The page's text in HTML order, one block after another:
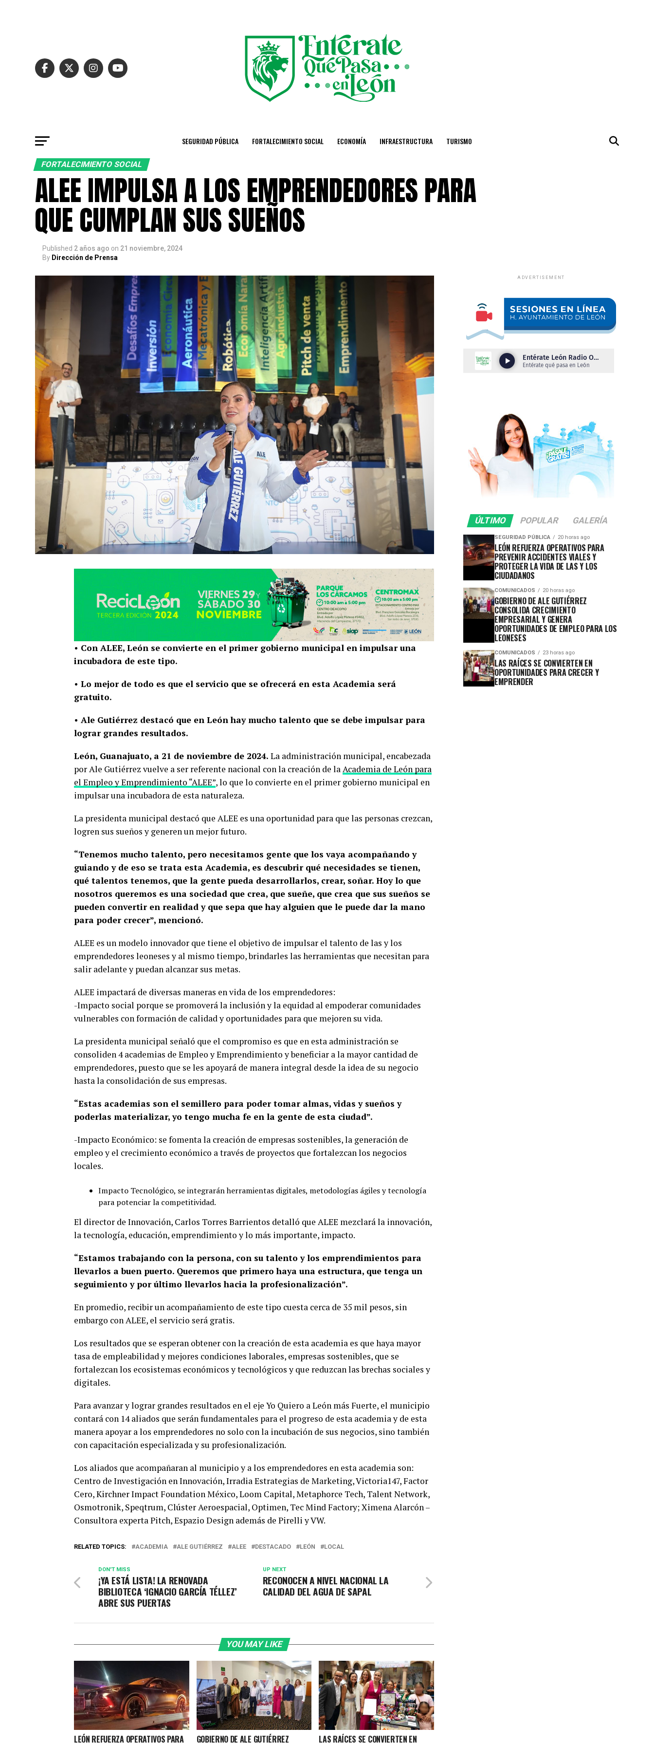
SEGURIDAD PÚBLICA FORTALECIMIENTO SOCIAL ECONOMÍA INFRAESTRUCTURA TURISMO
FORTALECIMIENTO SOCIAL
ALEE IMPULSA A LOS EMPRENDEDORES PARA
QUE CUMPLAN SUS SUEÑOS
Published 2 años ago on 21 noviembre, 2024
By Dirección de Prensa
• Con ALEE, León se convierte en el primer gobierno municipal en impulsar una
incubadora de este tipo.
• Lo mejor de todo es que el servicio que se ofrecerá en esta Academia será
gratuito.
• Ale Gutiérrez destacó que en León hay mucho talento que se debe impulsar para
lograr grandes resultados.
León, Guanajuato, a 21 de noviembre de 2024. La administración municipal, encabezada
por Ale Gutiérrez vuelve a ser referente nacional con la creación de laAcademia de León para
el Empleo y Emprendimiento “ALEE”, lo que lo convierte en el primer gobierno municipal en
impulsar una incubadora de esta naturaleza.
La presidenta municipal destacó que ALEE es una oportunidad para que las personas crezcan,
logren sus sueños y generen un mejor futuro.
“Tenemos mucho talento, pero necesitamos gente que los vaya acompañando y
guiando y de eso se trata esta Academia, es descubrir qué necesidades se tienen,
qué talentos tenemos, que la gente pueda desarrollarlos, crear, soñar. Hoy lo que
nosotros queremos es una sociedad que crea, que sueñe, que crea que sus sueños se
pueden convertir en realidad y que sepa que hay alguien que le puede dar la mano
para poder crecer”, mencionó.
ALEE es un modelo innovador que tiene el objetivo de impulsar el talento de las y los
emprendedores leoneses y al mismo tiempo, brindarles las herramientas que necesitan para
salir adelante y puedan alcanzar sus metas.
ALEE impactará de diversas maneras en vida de los emprendedores:
-Impacto social porque se promoverá la inclusión y la equidad al empoderar comunidades
vulnerables con formación de calidad y oportunidades para que mejoren su vida.
La presidenta municipal señaló que el compromiso es que en esta administración se
consoliden 4 academias de Empleo y Emprendimiento y beneficiar a la mayor cantidad de
emprendedores, puesto que se les apoyará de manera integral desde la idea de su negocio
hasta la consolidación de sus empresas.
“Estas academias son el semillero para poder tomar almas, vidas y sueños y
poderlas materializar, yo tengo mucha fe en la gente de esta ciudad”.
-Impacto Económico: se fomenta la creación de empresas sostenibles, la generación de
empleo y el crecimiento económico a través de proyectos que fortalezcan los negocios
locales.
Impacto Tecnológico, se integrarán herramientas digitales, metodologías ágiles y tecnología
para potenciar la competitividad.
El director de Innovación, Carlos Torres Barrientos detalló que ALEE mezclará la innovación,
la tecnología, educación, emprendimiento y lo más importante, impacto.
“Estamos trabajando con la persona, con su talento y los emprendimientos para
llevarlos a buen puerto. Queremos que primero haya una estructura, que tenga un
seguimiento y por último llevarlos hacia la profesionalización”.
En promedio, recibir un acompañamiento de este tipo cuesta cerca de 35 mil pesos, sin
embargo con ALEE, el servicio será gratis.
Los resultados que se esperan obtener con la creación de esta academia es que haya mayor
tasa de empleabilidad y mejores condiciones laborales, empresas sostenibles, que se
fortalezcan los ecosistemas económicos y tecnológicos y que reduzcan las brechas sociales y
digitales.
Para avanzar y lograr grandes resultados en el eje Yo Quiero a León más Fuerte, el municipio
contará con 14 aliados que serán fundamentales para el progreso de esta academia y de esta
manera apoyar a los emprendedores no solo con la incubación de sus negocios, sino también
con capacitación especializada y su profesionalización.
Los aliados que acompañaran al municipio y a los emprendedores en esta academia son:
Centro de Investigación en Innovación, Irradia Estrategias de Marketing, Victoria147, Factor
Cero, Kirchner Impact Foundation México, Loom Capital, Metaphorce Tech, Talent Network,
Osmotronik, Speqtrum, Clúster Aeroespacial, Optimen, Tec Mind Factory; Ximena Alarcón –
Consultora experta Pitch, Espazio Design además de Pirelli y VW.
RELATED TOPICS: ACADEMIA ALE GUTIÉRREZ ALEE DESTACADO LEÓN LOCAL
UP NEXT
RECONOCEN A NIVEL NACIONAL LA
CALIDAD DEL AGUA DE SAPAL
DON'T MISS
¡YA ESTÁ LISTA! LA RENOVADA
BIBLIOTECA ‘IGNACIO GARCÍA TÉLLEZ’
ABRE SUS PUERTAS
YOU MAY LIKE
LEÓN REFUERZA OPERATIVOS PARA GOBIERNO DE ALE GUTIÉRREZ LAS RAÍCES SE CONVIERTEN EN
ADVERTISEMENT
ÚLTIMO POPULAR GALERÍA
SEGURIDAD PÚBLICA 20 horas ago
LEÓN REFUERZA OPERATIVOS PARA
PREVENIR ACCIDENTES VIALES Y
PROTEGER LA VIDA DE LAS Y LOS
CIUDADANOS
COMUNICADOS 20 horas ago
GOBIERNO DE ALE GUTIÉRREZ
CONSOLIDA CRECIMIENTO
EMPRESARIAL Y GENERA
OPORTUNIDADES DE EMPLEO PARA LOS
LEONESES
COMUNICADOS 23 horas ago
LAS RAÍCES SE CONVIERTEN EN
OPORTUNIDADES PARA CRECER Y
EMPRENDER